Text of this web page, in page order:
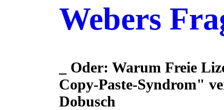
Webers
_ Oder: Warum Freie
Copy-Paste-Syndrom"
Dobusch